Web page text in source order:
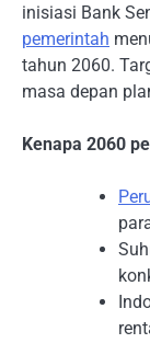
inisiasi Bank
pemerintah
tahun 2060.
masa depan
Kenapa 2060